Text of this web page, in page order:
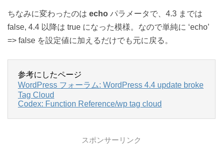
ちなみに変わったのは echo パラメータで、4.3 までは
false, 4.4 以降は true になった模様。なので単純に ‘echo’
=> false を設定値に加えるだけでも元に戻る。
参考にしたページ
WordPress フォーラム: WordPress 4.4 update broke
Tag Cloud
Codex: Function Reference/wp tag cloud
スポンサーリンク